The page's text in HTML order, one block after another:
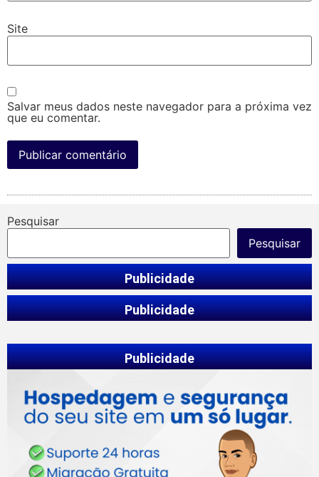
Site
Salvar meus dados neste navegador para a próxima vez
que eu comentar.
Pesquisar
Pesquisar
Publicidade
Publicidade
Publicidade